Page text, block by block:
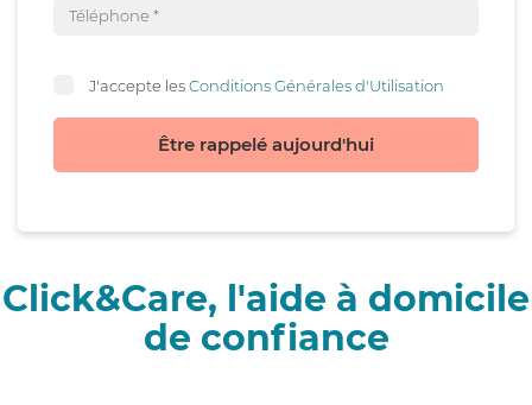
J'accepte lesConditions Générales d'Utilisation
Être rappelé aujourd'hui
Click&Care, l'aide à domicile
de confiance